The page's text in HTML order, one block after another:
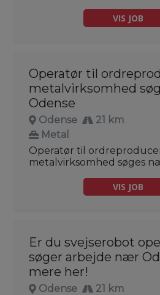
VIS JOB
Operatør til
metalvirksomhed
Odense
Odense
21 km
Metal
Operatør til
metalvirksomhed søges
VIS JOB
Er du svejserobot
søger arbejde nær
mere her!
Odense
21 km